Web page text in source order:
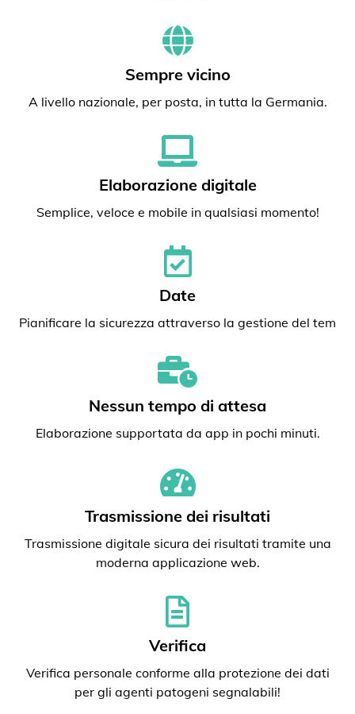
Sempre vicino
A livello nazionale, per posta, in tutta la Germania.
Elaborazione digitale
Semplice, veloce e mobile in qualsiasi momento!
Date
Pianificare la sicurezza attraverso la gestione del tem
Nessun tempo di attesa
Elaborazione supportata da app in pochi minuti.
Trasmissione dei risultati
Trasmissione digitale sicura dei risultati tramite una
moderna applicazione web.
Verifica
Verifica personale conforme alla protezione dei dati
per gli agenti patogeni segnalabili!